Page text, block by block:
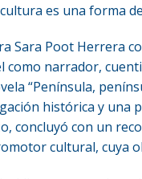
es una forma
Sara Poot Herrera
como narrador,
“Península,
histórica y una
concluyó con un
cultural, cuya